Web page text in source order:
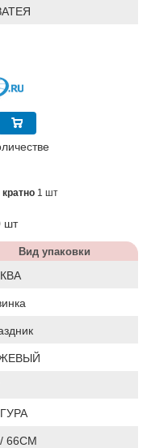
1 шт
шт
Вид упаковки
66CM